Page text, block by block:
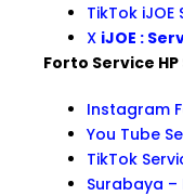
TikTok
X iJOE :
Forto Service
Instagram
You Tube
TikTok
Surabaya –